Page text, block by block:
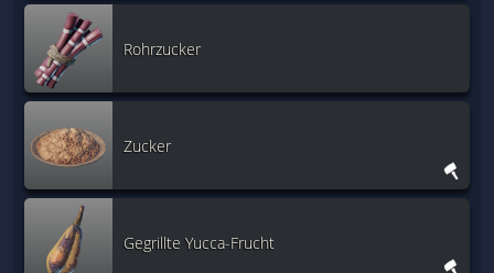
Rohrzucker
Zucker
Gegrillte Yucca-Frucht